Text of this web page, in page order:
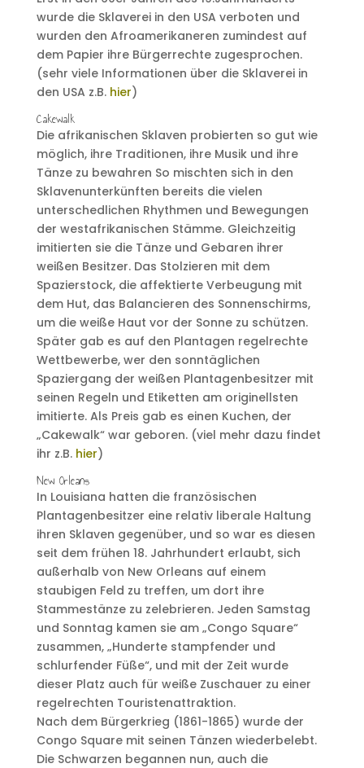
wurde die Sklaverei in den USA verboten und
wurden den Afroamerikaneren zumindest auf
dem Papier ihre Bürgerrechte zugesprochen.
(sehr viele Informationen über die Sklaverei in
den USA z.B. hier)
Cakewalk
Die afrikanischen Sklaven probierten so gut wie
möglich, ihre Traditionen, ihre Musik und ihre
Tänze zu bewahren So mischten sich in den
Sklavenunterkünften bereits die vielen
unterschedlichen Rhythmen und Bewegungen
der westafrikanischen Stämme. Gleichzeitig
imitierten sie die Tänze und Gebaren ihrer
weißen Besitzer. Das Stolzieren mit dem
Spazierstock, die affektierte Verbeugung mit
dem Hut, das Balancieren des Sonnenschirms,
um die weiße Haut vor der Sonne zu schützen.
Später gab es auf den Plantagen regelrechte
Wettbewerbe, wer den sonntäglichen
Spaziergang der weißen Plantagenbesitzer mit
seinen Regeln und Etiketten am originellsten
imitierte. Als Preis gab es einen Kuchen, der
„Cakewalk“ war geboren. (viel mehr dazu findet
ihr z.B. hier)
New Orleans
In Louisiana hatten die französischen
Plantagenbesitzer eine relativ liberale Haltung
ihren Sklaven gegenüber, und so war es diesen
seit dem frühen 18. Jahrhundert erlaubt, sich
außerhalb von New Orleans auf einem
staubigen Feld zu treffen, um dort ihre
Stammestänze zu zelebrieren. Jeden Samstag
und Sonntag kamen sie am „Congo Square“
zusammen, „Hunderte stampfender und
schlurfender Füße“, und mit der Zeit wurde
dieser Platz auch für weiße Zuschauer zu einer
regelrechten Touristenattraktion.
Nach dem Bürgerkrieg (1861-1865) wurde der
Congo Square mit seinen Tänzen wiederbelebt.
Die Schwarzen begannen nun, auch die